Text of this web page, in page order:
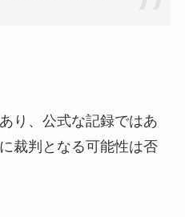
り、公式な記録ではあ
裁判となる可能性は否